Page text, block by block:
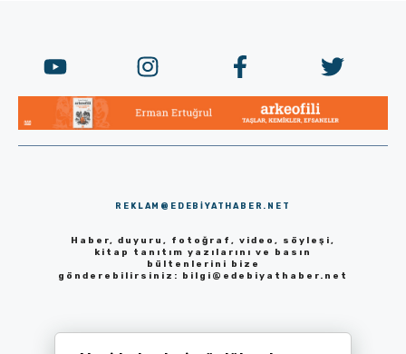
REKLAM@EDEBIYATHABER.NET
Haber, duyuru, fotoğraf, video, söyleşi,
kitap tanıtım yazılarını ve basın
bültenlerini bize
gönderebilirsiniz: bilgi@edebiyathaber.net